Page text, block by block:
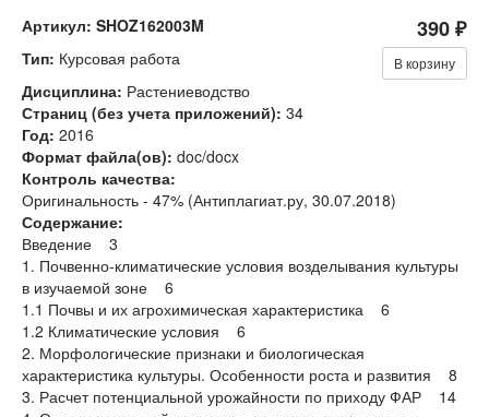
Артикул: SHOZ162003M 390 ₽
В корзину
Тип: Курсовая работа
Дисциплина: Растениеводство
Страниц (без учета приложений): 34
Год: 2016
Формат файла(ов): doc/docx
Контроль качества:
Оригинальность - 47% (Антиплагиат.ру, 30.07.2018)
Содержание:
Введение 3
1. Почвенно-климатические условия возделывания культуры
в изучаемой зоне 6
1.1 Почвы и их агрохимическая характеристика 6
1.2 Климатические условия 6
2. Морфологические признаки и биологическая
характеристика культуры. Особенности роста и развития 8
3. Расчет потенциальной урожайности по приходу ФАР 14